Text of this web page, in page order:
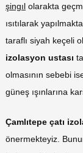
şingıl olarakta
ısıtılarak
taraflı siyah keçeli
izolasyon ustası
olmasının sebebi
güneş ışınlarına
Çamlıtepe çatı
önermekteyiz.